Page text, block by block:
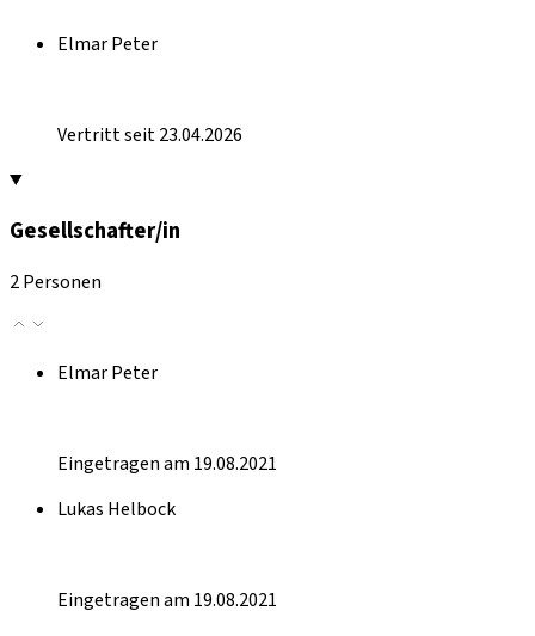
Elmar Peter
Vertritt seit 23.04.2026
Gesellschafter/in
2 Personen
Elmar Peter
Eingetragen am 19.08.2021
Lukas Helbock
Eingetragen am 19.08.2021